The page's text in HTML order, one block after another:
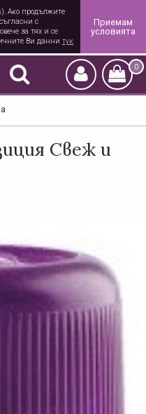
Ако продължите
с
за тях и се
Ви данни тук
Приемам
условията
0
Свеж и